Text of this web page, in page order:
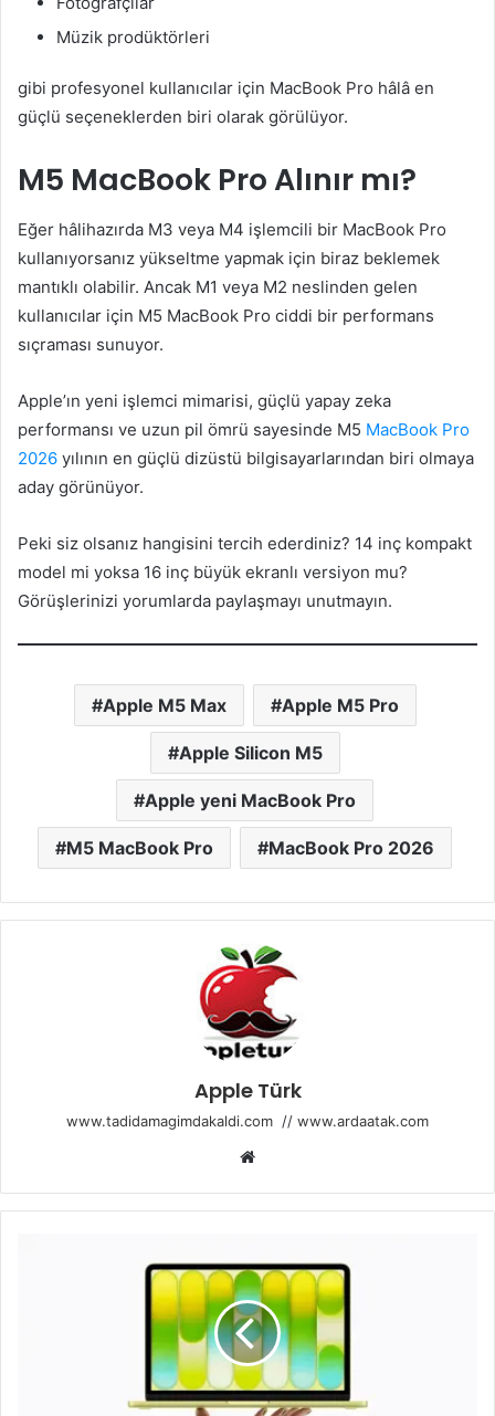
Müzik prodüktörleri
gibi profesyonel kullanıcılar için MacBook Pro hâlâ en
güçlü seçeneklerden biri olarak görülüyor.
M5 MacBook Pro Alınır mı?
Eğer hâlihazırda M3 veya M4 işlemcili bir MacBook Pro
kullanıyorsanız yükseltme yapmak için biraz beklemek
mantıklı olabilir. Ancak M1 veya M2 neslinden gelen
kullanıcılar için M5 MacBook Pro ciddi bir performans
sıçraması sunuyor.
Apple’ın yeni işlemci mimarisi, güçlü yapay zeka
performansı ve uzun pil ömrü sayesinde M5 MacBook Pro
2026 yılının en güçlü dizüstü bilgisayarlarından biri olmaya
aday görünüyor.
Peki siz olsanız hangisini tercih ederdiniz? 14 inç kompakt
model mi yoksa 16 inç büyük ekranlı versiyon mu?
Görüşlerinizi yorumlarda paylaşmayı unutmayın.
Apple M5 Max Apple M5 Pro
Apple Silicon M5
Apple yeni MacBook Pro
M5 MacBook Pro MacBook Pro 2026
Apple Türk
www.tadidamagimdakaldi.com // www.ardaatak.com
Web